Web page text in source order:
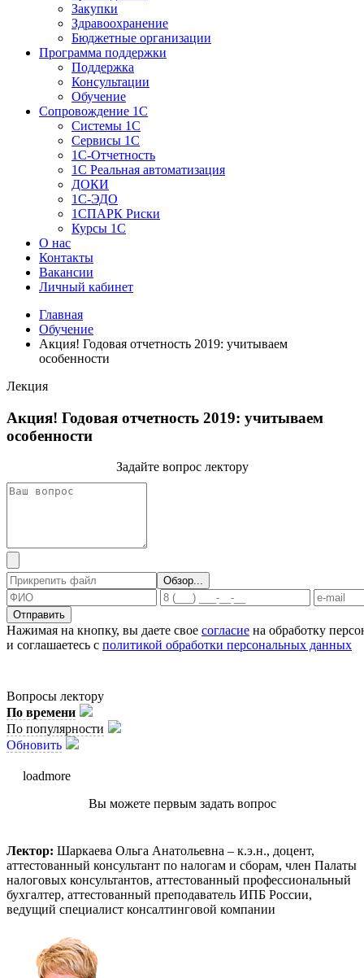
Закупки
Здравоохранение
Бюджетные организации
Программа поддержки
Поддержка
Консультации
Обучение
Сопровождение 1С
Системы 1С
Сервисы 1С
1C-Отчетность
1С Реальная автоматизация
ДОКИ
1C-ЭДО
1СПАРК Риски
Курсы 1С
О нас
Контакты
Вакансии
Личный кабинет
Главная
Обучение
Акция! Годовая отчетность 2019: учитываем
особенности
Лекция
Акция! Годовая отчетность 2019: учитываем
особенности
Задайте вопрос лектору
Отправить
Нажимая на кнопку, вы даете свое согласие на обработку
и соглашаетесь с политикой обработки персональных данных
Вопросы лектору
По времени
По популярности
Обновить
loadmore
Вы можете первым задать вопрос
Лектор: Шаркаева Ольга Анатольевна – к.э.н., доцент,
аттестованный консультант по налогам и сборам, член Палаты
налоговых консультантов, аттестованный профессиональный
бухгалтер, аттестованный преподаватель ИПБ России,
ведущий специалист консалтинговой компании